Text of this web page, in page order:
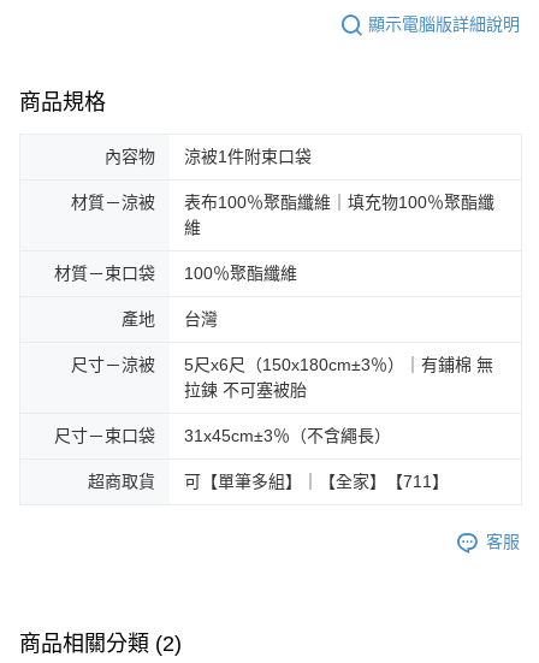
顯示電腦版詳細說明
商品規格
內容物 涼被1件附束口袋
材質－涼被
表布100％聚酯纖維｜填充物100％聚酯纖
維
材質－束口袋 100％聚酯纖維
產地 台灣
尺寸－涼被
5尺x6尺（150x180cm±3％）｜有鋪棉 無
拉鍊 不可塞被胎
尺寸－束口袋 31x45cm±3％（不含繩長）
超商取貨 可【單筆多組】｜【全家】【711】
客服
商品相關分類 (2)